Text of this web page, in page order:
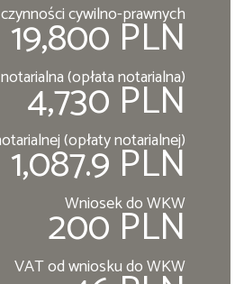
cywilno-prawnych
19,800 PLN
(opłata notarialna)
4,730 PLN
(opłaty notarialnej)
1,087.9 PLN
Wniosek do WKW
200 PLN
VAT od wniosku do WKW